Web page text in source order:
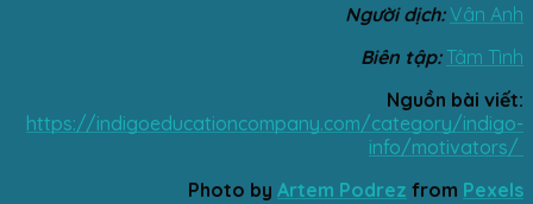
Người dịch: Vân Anh
Biên tập: Tâm Tình
Nguồn bài viết:
https://indigoeducationcompany.com/category/indigo-
info/motivators/
Photo by Artem Podrez from Pexels